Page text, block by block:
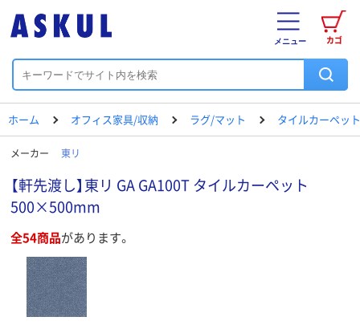
カゴ
メニュー
ホーム オフィス家具/収納 ラグ/マット タイルカーペッ
メーカー 東リ
【軒先渡し】東リ GA GA100T タイルカーペット
500×500mm
全54商品があります。